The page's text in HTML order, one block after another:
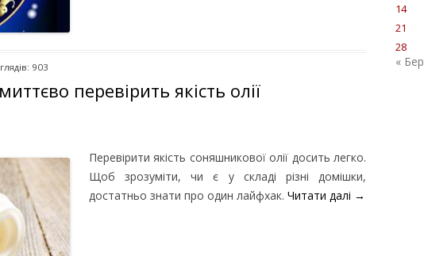
903
перевірить якість олії
Перевірити якість соняшникової олії досить легко.
Щоб зрозуміти, чи є у складі різні домішки,
достатньо знати про один лайфхак. Читати далі →
14
21
28
« Бер